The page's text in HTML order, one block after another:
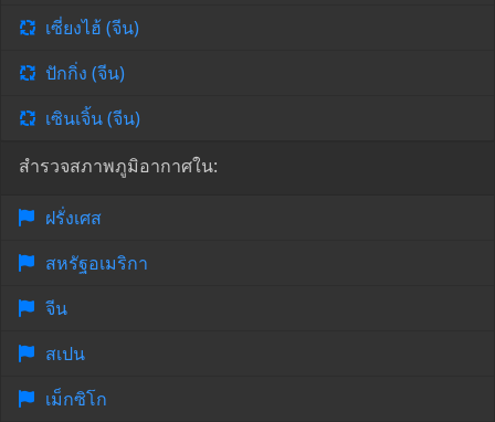
เซี่ยงไฮ้ (จีน)
ปักกิ่ง (จีน)
เซินเจิ้น (จีน)
สำรวจสภาพภูมิอากาศใน:
ฝรั่งเศส
สหรัฐอเมริกา
จีน
สเปน
เม็กซิโก